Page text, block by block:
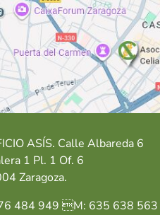
ASÍS. Calle Albareda 6
1 Pl. 1 Of. 6
Zaragoza.
484 949 M: 635 638 563